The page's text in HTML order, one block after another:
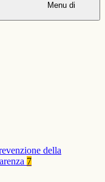
Menu di
della
7